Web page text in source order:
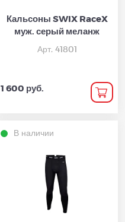
Кальсоны SWIX RaceX
муж. серый меланж
Арт. 41801
1 600 руб.
В наличии